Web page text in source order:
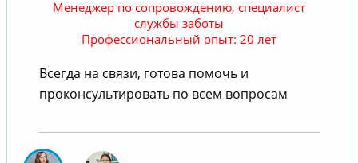
Менеджер по сопровождению, специалист
службы заботы
Профессиональный опыт: 20 лет
Всегда на связи, готова помочь и
проконсультировать по всем вопросам